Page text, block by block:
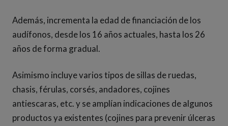
Además, incrementa la edad de financiación de los
audífonos, desde los 16 años actuales, hasta los 26
años de forma gradual.
Asimismo incluye varios tipos de sillas de ruedas,
chasis, férulas, corsés, andadores, cojines
antiescaras, etc. y se amplían indicaciones de algunos
productos ya existentes (cojines para prevenir úlceras